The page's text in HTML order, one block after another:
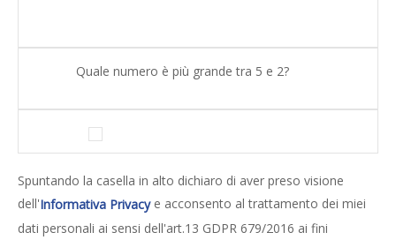
Quale numero è più grande tra 5 e 2?
Spuntando la casella in alto dichiaro di aver preso visione
dell'Informativa Privacye acconsento al trattamento dei miei
dati personali ai sensi dell'art.13 GDPR 679/2016 ai fini